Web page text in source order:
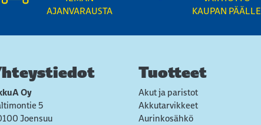
AJANVARAUSTA
KAUPAN PÄÄLLE
Oy
5
Joensuu
Tuotteet
Akut ja paristot
Akkutarvikkeet
Aurinkosähkö